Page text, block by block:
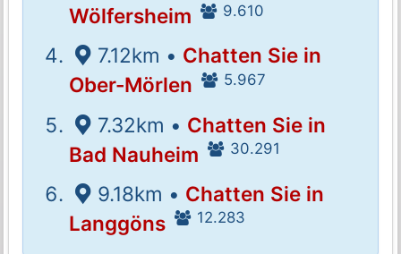
Wölfersheim
9.610
7.12km • Chatten Sie in
Ober-Mörlen
5.967
7.32km • Chatten Sie in
Bad Nauheim
30.291
9.18km • Chatten Sie in
Langgöns
12.283